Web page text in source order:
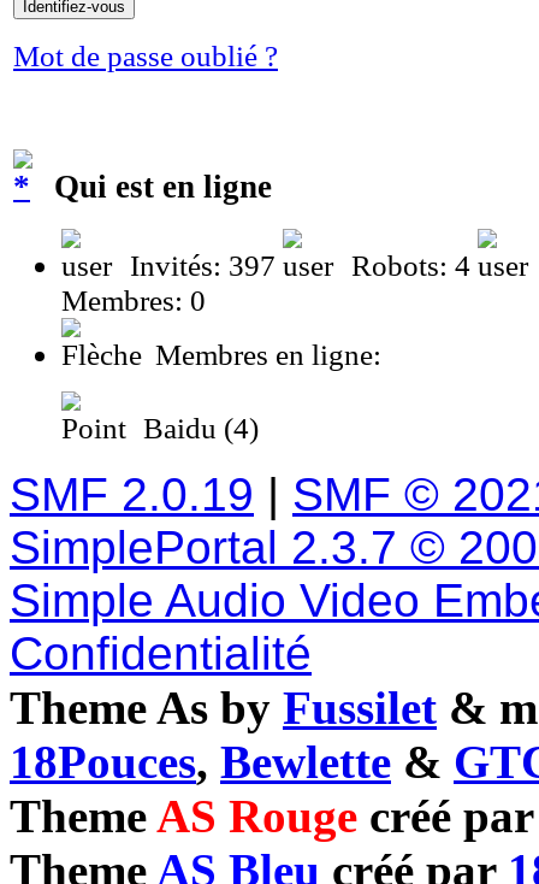
Mot de passe oublié ?
Qui est en ligne
Invités: 397
Robots: 4
Membres: 0
Membres en ligne:
Baidu (4)
SMF 2.0.19 | SMF ©
SimplePortal 2.3.7 ©
Simple Audio Video
Confidentialité
Theme As by Fussilet &
18Pouces, Bewlette &
ThemeAS Rouge créé
Theme AS Bleu créé par